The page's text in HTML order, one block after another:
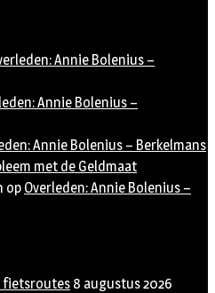
Annie Bolenius –
Annie Bolenius –
Annie Bolenius – Berkelmans
met de Geldmaat
op Overleden: Annie Bolenius –
fietsroutes 8 augustus 2026